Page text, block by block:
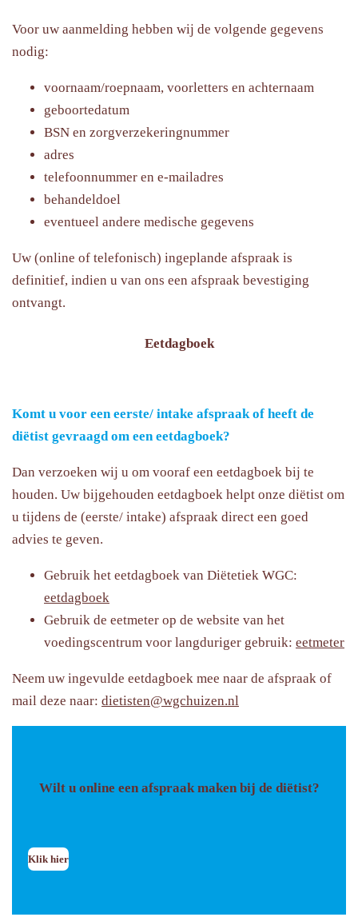
Voor uw aanmelding hebben wij de volgende gegevens
nodig:
voornaam/roepnaam, voorletters en achternaam
geboortedatum
BSN en zorgverzekeringnummer
adres
telefoonnummer en e-mailadres
behandeldoel
eventueel andere medische gegevens
Uw (online of telefonisch) ingeplande afspraak is
definitief, indien u van ons een afspraak bevestiging
ontvangt.
Eetdagboek
Komt u voor een eerste/ intake afspraak of heeft de
diëtist gevraagd om een eetdagboek?
Dan verzoeken wij u om vooraf een eetdagboek bij te
houden. Uw bijgehouden eetdagboek helpt onze diëtist om
u tijdens de (eerste/ intake) afspraak direct een goed
advies te geven.
Gebruik het eetdagboek van Diëtetiek WGC:
eetdagboek
Gebruik de eetmeter op de website van het
voedingscentrum voor langduriger gebruik: eetmeter
Neem uw ingevulde eetdagboek mee naar de afspraak of
mail deze naar: dietisten@wgchuizen.nl
Wilt u online een afspraak maken bij de diëtist?
Klik hier